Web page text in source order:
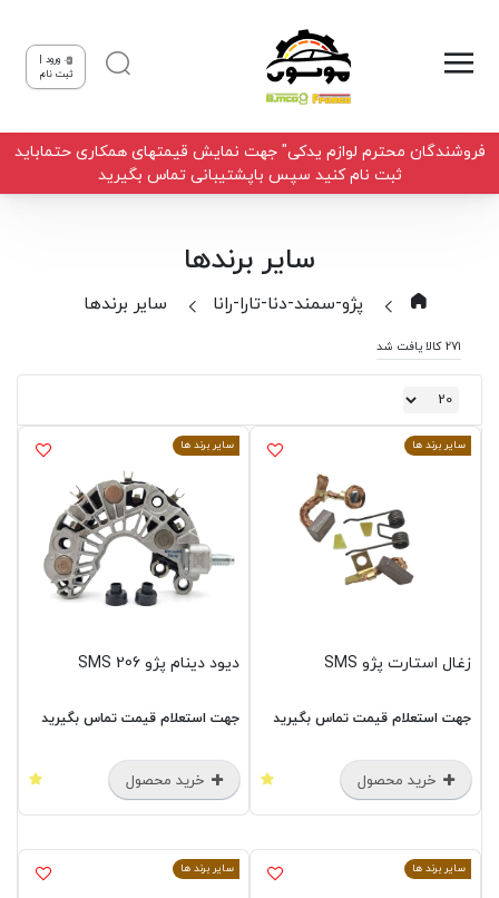
ورود |
ثبت نام
فروشندگان محترم لوازم یدکی" جهت نمایش قیمتهای همکاری حتماباید
ثبت نام کنید سپس باپشتیبانی تماس بگیرید
سایر برندها
پژو-سمند-دنا-تارا-رانا سایر برندها
271 کالا یافت شد
سایر برند ها
زغال استارت پژو SMS
جهت استعلام قیمت تماس بگیرید
خرید محصول
سایر برند ها
دیود دینام پژو 206 SMS
جهت استعلام قیمت تماس بگیرید
خرید محصول
سایر برند ها سایر برند ها